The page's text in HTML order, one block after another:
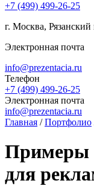
+7 (499) 499-26-25
г. Москва,
Электронная почта
info@prezentacia.ru
Телефон
+7 (499) 499-26-25
Электронная почта
info@prezentacia.ru
Главная /Портфолио
Примеры
для